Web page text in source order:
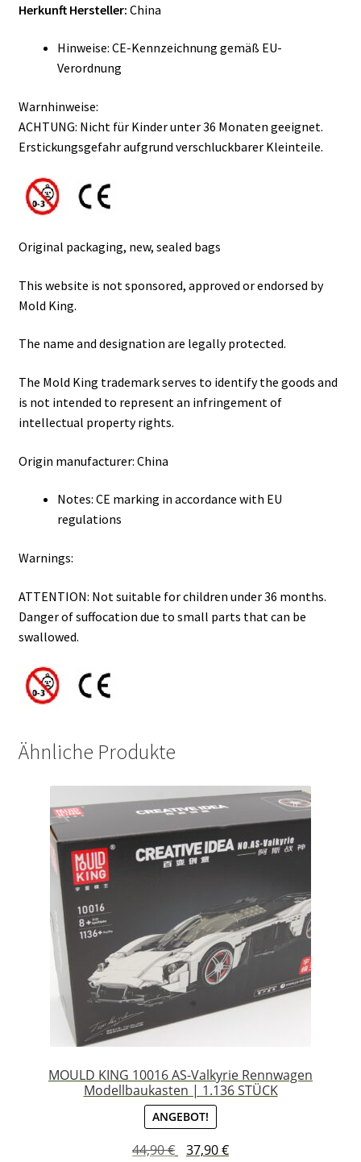
Herkunft Hersteller: China
Hinweise: CE-Kennzeichnung gemäß EU-
Verordnung
Warnhinweise:
ACHTUNG: Nicht für Kinder unter 36 Monaten geeignet.
Erstickungsgefahr aufgrund verschluckbarer Kleinteile.
Original packaging, new, sealed bags
This website is not sponsored, approved or endorsed by
Mold King.
The name and designation are legally protected.
The Mold King trademark serves to identify the goods and
is not intended to represent an infringement of
intellectual property rights.
Origin manufacturer: China
Notes: CE marking in accordance with EU
regulations
Warnings:
ATTENTION: Not suitable for children under 36 months.
Danger of suffocation due to small parts that can be
swallowed.
Ähnliche Produkte
MOULD KING 10016 AS-Valkyrie Rennwagen
Modellbaukasten | 1.136 STÜCK
ANGEBOT!
44,90€
Ursprünglicher
37,90€Aktueller